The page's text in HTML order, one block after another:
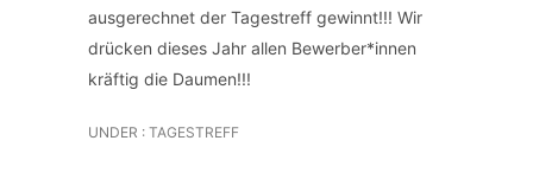
ausgerechnet der Tagestreff gewinnt!!! Wir
drücken dieses Jahr allen Bewerber*innen
kräftig die Daumen!!!
UNDER : TAGESTREFF